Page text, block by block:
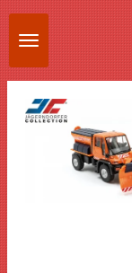
Ga
direct
naar
de
hoofdinhoud